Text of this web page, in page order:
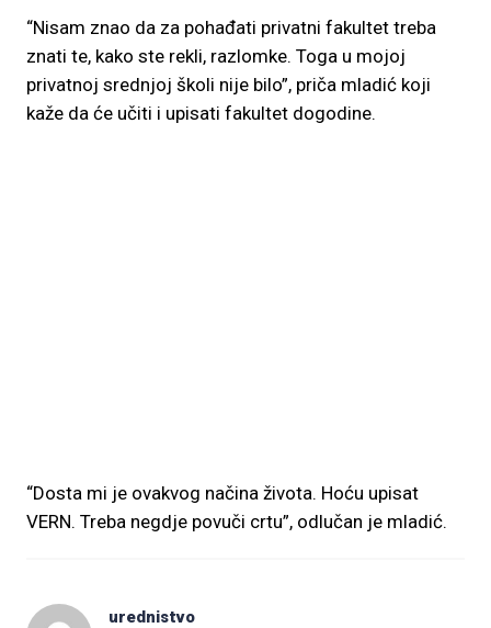
“Nisam znao da za pohađati privatni fakultet treba
znati te, kako ste rekli, razlomke. Toga u mojoj
privatnoj srednjoj školi nije bilo”, priča mladić koji
kaže da će učiti i upisati fakultet dogodine.
“Dosta mi je ovakvog načina života. Hoću upisat
VERN. Treba negdje povuči crtu”, odlučan je mladić.
urednistvo